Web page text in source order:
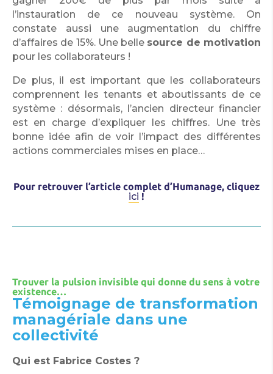
l’instauration de ce nouveau système. On
constate aussi une augmentation du chiffre
d’affaires de 15%. Une belle source de motivation
pour les collaborateurs !
De plus, il est important que les collaborateurs
comprennent les tenants et aboutissants de ce
système : désormais, l’ancien directeur financier
est en charge d’expliquer les chiffres. Une très
bonne idée afin de voir l’impact des différentes
actions commerciales mises en place…
Pour retrouver l’article complet d’Humanage, cliquez
ici !
Trouver la pulsion invisible qui donne du sens à votre
existence…
Témoignage de transformation
managériale dans une
collectivité
Qui est Fabrice Costes ?